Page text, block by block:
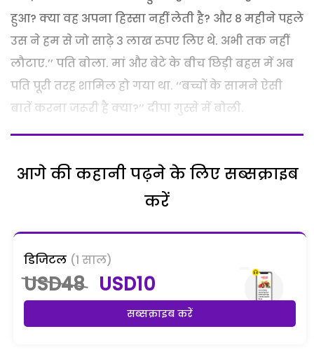
हुआ? क्यावह अपनाहिस्सानहींलेतीहै? और 8 महीनेपहले
उसनेहमसेजोसाढ़े 3 लाखरुपएलिए थे. अभीतकनहीं
लौटाए.’’ पतिबोला. मां औरबेटेकेबीचछिड़ीबहसमें अब
पतिपूरीतरह शामिलहोगया था. ‘‘बच्चोंकेसामनेऐसी
बातेंकरनाजरूरीहैक्या?’’ दीपागुस्सेमेंबोली.
आगे की कहानी पढ़ने के लिए सब्सक्राइब
करें
डिजिटल (1 साल)
USD48 USD10
सब्सक्राइब करें